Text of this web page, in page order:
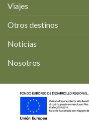
Viajes
Otros destinos
Noticias
Nosotros